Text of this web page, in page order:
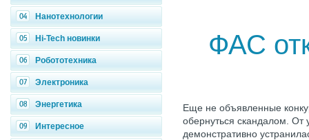
Нанотехнологии
Hi-Tech новинки
Робототехника
Электроника
Энергетика
Интересное
ФАС
Еще не объявленные
обернуться скандалом. От
демонстративно